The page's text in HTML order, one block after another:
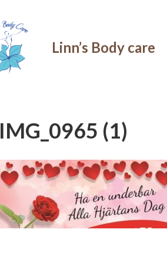
Linn’s Body care
IMG_0965 (1)